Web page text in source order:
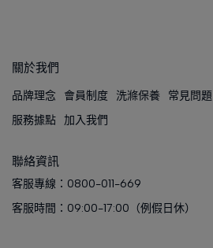
關於我們
品牌理念 會員制度 洗滌保養 常見問題
服務據點 加入我們
聯絡資訊
客服專線：0800-011-669
客服時間：09:00-17:00（例假日休）